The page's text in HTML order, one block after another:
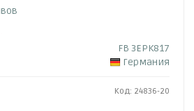
FB 3EPK817
Германия
Код: 24836-20